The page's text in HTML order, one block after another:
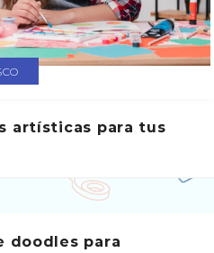
artísticas para tus
doodles para